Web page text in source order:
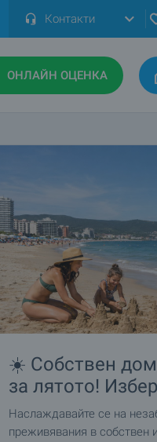
Контакти
ОНЛАЙН ОЦЕНКА
☀️ Собствен
за лятото!
Наслаждавайте се на
преживявания в собствен